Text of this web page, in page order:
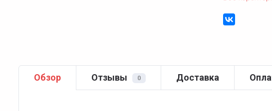
Обзор Отзывы 0 Доставка